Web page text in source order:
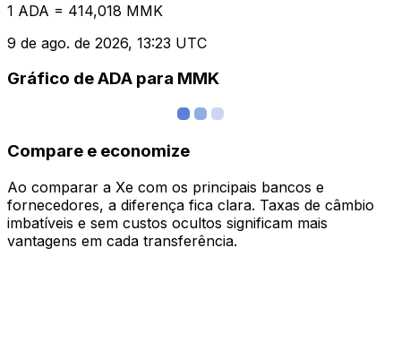
1 ADA = 414,018 MMK
9 de ago. de 2026, 13:23 UTC
Gráfico de ADA para MMK
Compare e economize
Ao comparar a Xe com os principais bancos e
fornecedores, a diferença fica clara. Taxas de câmbio
imbatíveis e sem custos ocultos significam mais
vantagens em cada transferência.